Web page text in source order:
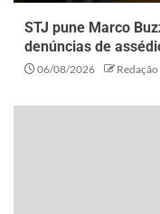
STJ pune Marco
denúncias de
06/08/2026 Redação